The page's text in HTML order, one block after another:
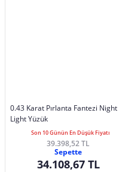
0.43 Karat Pırlanta Fantezi Night
Light Yüzük
Son 10 Günün En Düşük Fiyatı
39.398,52 TL
Sepette
34.108,67 TL